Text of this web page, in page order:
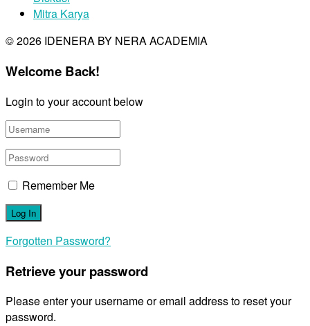
Mitra Karya
© 2026 IDENERA BY NERA ACADEMIA
Welcome Back!
Login to your account below
Remember Me
Forgotten Password?
Retrieve your password
Please enter your username or email address to reset your
password.